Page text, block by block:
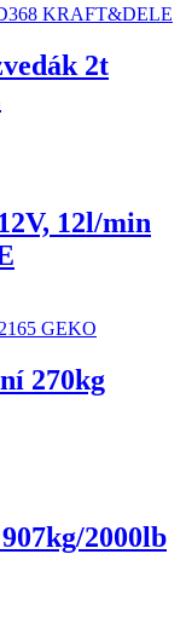
2t
12l/min
270kg
2000lb